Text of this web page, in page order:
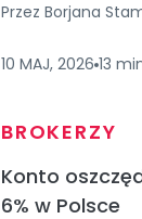
Przez Borjana
10 MAJ, 2026 13
BROKERZY
Konto
6% w Polsce